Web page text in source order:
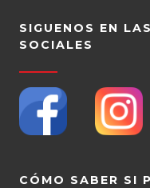
SIGUENOS EN
SOCIALES
CÓMO SABER SI